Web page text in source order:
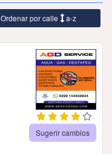
Ordenar por calle a-z
Sugerir cambios